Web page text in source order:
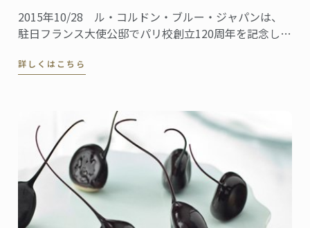
2015年10/28 ル・コルドン・ブルー・ジャパンは、
駐日フランス大使公邸でパリ校創立120周年を記念した
詳しくはこちら